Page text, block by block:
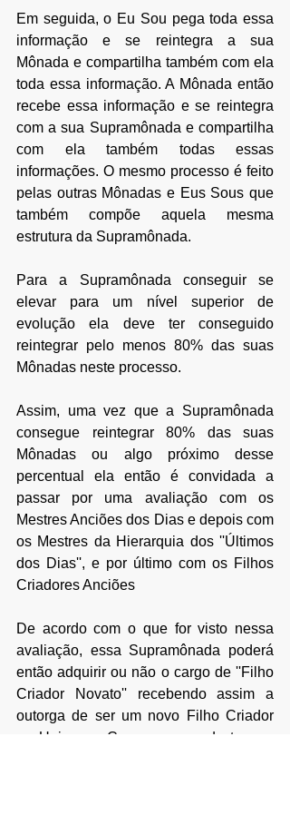
Em seguida, o Eu Sou pega toda essa
informação e se reintegra a sua
Mônada e compartilha também com ela
toda essa informação. A Mônada então
recebe essa informação e se reintegra
com a sua Supramônada e compartilha
com ela também todas essas
informações. O mesmo processo é feito
pelas outras Mônadas e Eus Sous que
também compõe aquela mesma
estrutura da Supramônada.
Para a Supramônada conseguir se
elevar para um nível superior de
evolução ela deve ter conseguido
reintegrar pelo menos 80% das suas
Mônadas neste processo.
Assim, uma vez que a Supramônada
consegue reintegrar 80% das suas
Mônadas ou algo próximo desse
percentual ela então é convidada a
passar por uma avaliação com os
Mestres Anciões dos Dias e depois com
os Mestres da Hierarquia dos ''Últimos
dos Dias'', e por último com os Filhos
Criadores Anciões
De acordo com o que for visto nessa
avaliação, essa Supramônada poderá
então adquirir ou não o cargo de ''Filho
Criador Novato'' recebendo assim a
outorga de ser um novo Filho Criador
no Universo. Com o passar do tempo,